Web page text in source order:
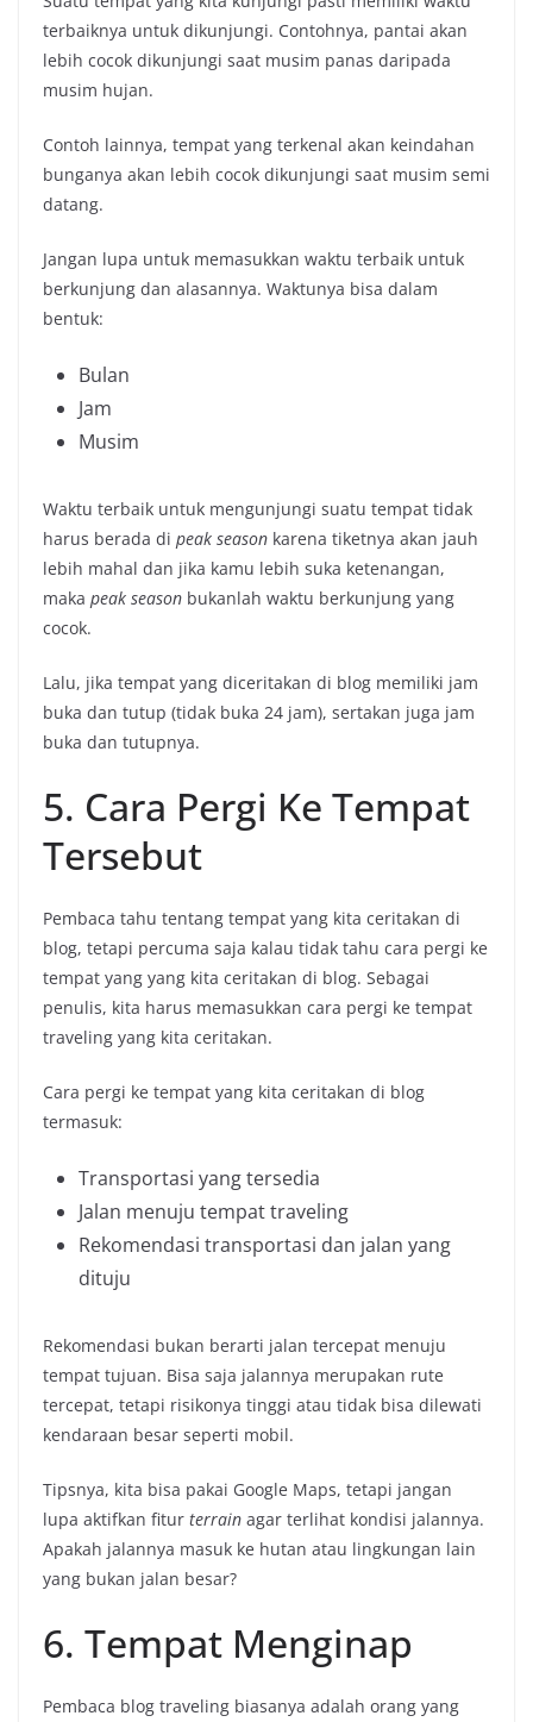
terbaiknya untuk dikunjungi. Contohnya, pantai akan
lebih cocok dikunjungi saat musim panas daripada
musim hujan.
Contoh lainnya, tempat yang terkenal akan keindahan
bunganya akan lebih cocok dikunjungi saat musim semi
datang.
Jangan lupa untuk memasukkan waktu terbaik untuk
berkunjung dan alasannya. Waktunya bisa dalam
bentuk:
Bulan
Jam
Musim
Waktu terbaik untuk mengunjungi suatu tempat tidak
harus berada di peak season karena tiketnya akan jauh
lebih mahal dan jika kamu lebih suka ketenangan,
maka peak season bukanlah waktu berkunjung yang
cocok.
Lalu, jika tempat yang diceritakan di blog memiliki jam
buka dan tutup (tidak buka 24 jam), sertakan juga jam
buka dan tutupnya.
5. Cara Pergi Ke Tempat
Tersebut
Pembaca tahu tentang tempat yang kita ceritakan di
blog, tetapi percuma saja kalau tidak tahu cara pergi ke
tempat yang yang kita ceritakan di blog. Sebagai
penulis, kita harus memasukkan cara pergi ke tempat
traveling yang kita ceritakan.
Cara pergi ke tempat yang kita ceritakan di blog
termasuk:
Transportasi yang tersedia
Jalan menuju tempat traveling
Rekomendasi transportasi dan jalan yang
dituju
Rekomendasi bukan berarti jalan tercepat menuju
tempat tujuan. Bisa saja jalannya merupakan rute
tercepat, tetapi risikonya tinggi atau tidak bisa dilewati
kendaraan besar seperti mobil.
Tipsnya, kita bisa pakai Google Maps, tetapi jangan
lupa aktifkan fitur terrain agar terlihat kondisi jalannya.
Apakah jalannya masuk ke hutan atau lingkungan lain
yang bukan jalan besar?
6. Tempat Menginap
Pembaca blog traveling biasanya adalah orang yang